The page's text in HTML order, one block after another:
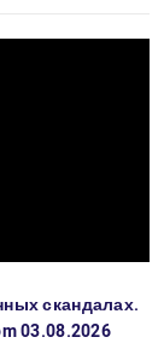
скандалах.
03.08.2026